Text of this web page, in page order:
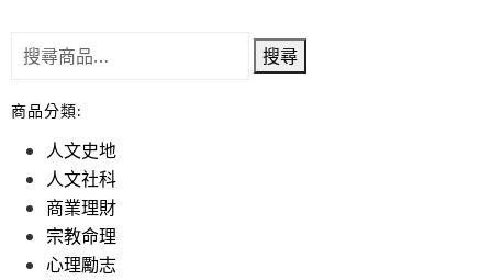
搜尋
商品分類:
人文史地
人文社科
商業理財
宗教命理
心理勵志